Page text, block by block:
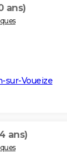
ans)
sur-Voueize
ans)